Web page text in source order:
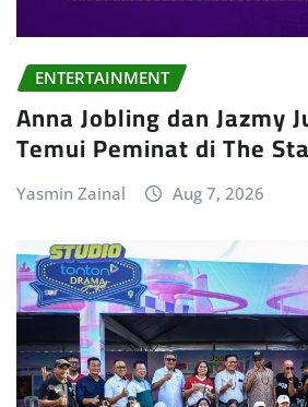
ENTERTAINMENT
Anna Jobling dan Jazmy
Temui Peminat di The
Yasmin Zainal Aug 7, 2026